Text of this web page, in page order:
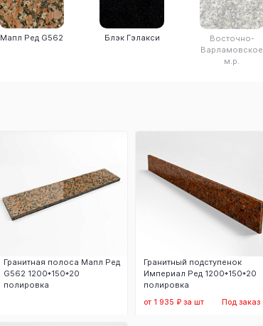
Мапл Ред G562 Блэк Гэлакси
Восточно-
Варламовское
м.р.
Гранитная полоса Мапл Ред
G562 1200*150*20
полировка
Гранитный подступенок
Империал Ред 1200*150*20
полировка
от 1 935 ₽ за шт Под заказ